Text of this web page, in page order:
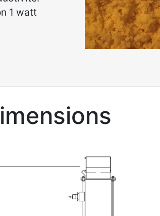
1 watt